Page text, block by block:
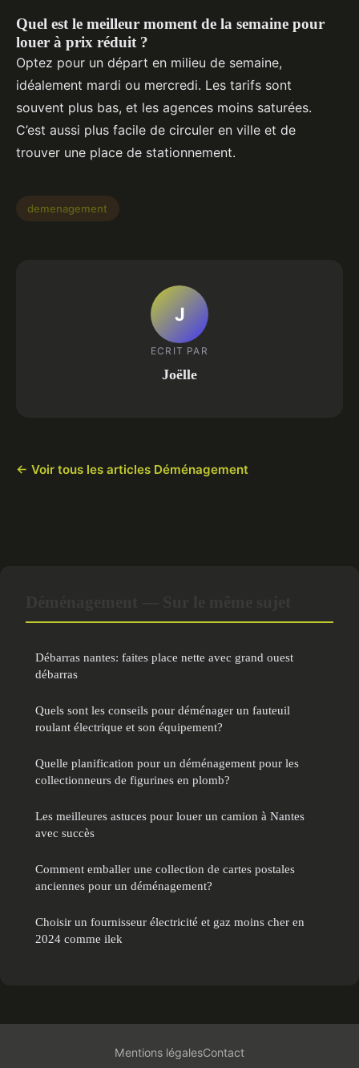
Quel est le meilleur moment de la semaine pour
louer à prix réduit ?
Optez pour un départ en milieu de semaine,
idéalement mardi ou mercredi. Les tarifs sont
souvent plus bas, et les agences moins saturées.
C’est aussi plus facile de circuler en ville et de
trouver une place de stationnement.
demenagement
J
ECRIT PAR
Joëlle
← Voir tous les articles Déménagement
Débarras nantes: faites place nette avec grand ouest
débarras
Quels sont les conseils pour déménager un fauteuil
roulant électrique et son équipement?
Quelle planification pour un déménagement pour les
collectionneurs de figurines en plomb?
Les meilleures astuces pour louer un camion à Nantes
avec succès
Comment emballer une collection de cartes postales
anciennes pour un déménagement?
Choisir un fournisseur électricité et gaz moins cher en
2024 comme ilek
Mentions légalesContact